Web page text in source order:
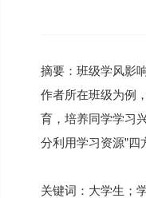
摘要：班级学风影
作者所在班级为例
育，培养同学学习
分利用学习资源”
关键词：大学生；